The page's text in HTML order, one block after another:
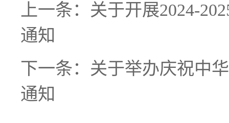
上一条： 关于开展2024-
通知
下一条： 关于举办庆祝中
通知